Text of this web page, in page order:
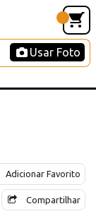
Usar Foto
Adicionar Favorito
Compartilhar